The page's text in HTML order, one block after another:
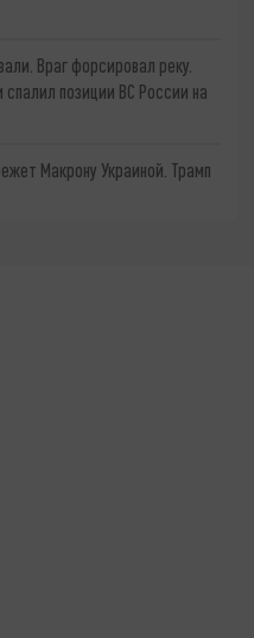
Враг форсировал реку.
спалил позиции ВС России на
Макрону Украиной. Трамп